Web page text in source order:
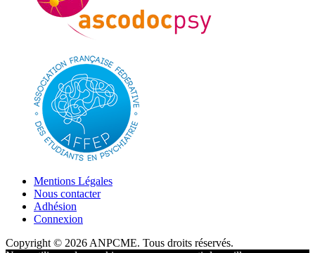
Mentions Légales
Nous contacter
Adhésion
Connexion
Copyright © 2026 ANPCME. Tous droits réservés.